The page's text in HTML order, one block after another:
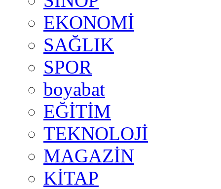
EKONOMİ
SAĞLIK
SPOR
boyabat
EĞİTİM
TEKNOLOJİ
MAGAZİN
KİTAP